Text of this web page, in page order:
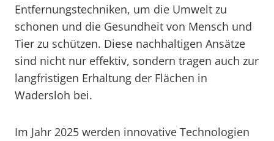
Entfernungstechniken, um die Umwelt zu
schonen und die Gesundheit von Mensch und
Tier zu schützen. Diese nachhaltigen Ansätze
sind nicht nur effektiv, sondern tragen auch zur
langfristigen Erhaltung der Flächen in
Wadersloh bei.
Im Jahr 2025 werden innovative Technologien